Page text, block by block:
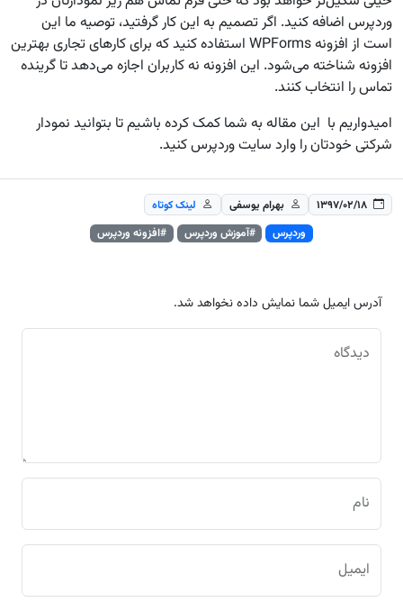
وردپرس اضافه کنید. اگر تصمیم به این کار گرفتید، توصیه ما این
است از افزونه WPForms استفاده کنید که برای کارهای تجاری بهترین
افزونه شناخته می‌شود. این افزونه نه کاربران اجازه می‌دهد تا گرینده
تماس را انتخاب کنند.
امیدواریم با این مقاله به شما کمک کرده باشیم تا بتوانید نمودار
شرکتی خودتان را وارد سایت وردپرس کنید.
۱۳۹۷/۰۲/۱۸ بهرام یوسفی
لینک کوتاه
وردپرس
#آموزش وردپرس #افزونه وردپرس
آدرس ایمیل شما نمایش داده نخواهد شد.
دیدگاه
نام
ایمیل